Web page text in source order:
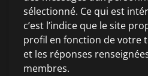
sélectionné. Ce qui est
c’est l’indice que le site
profil en fonction de votre
et les réponses
membres.